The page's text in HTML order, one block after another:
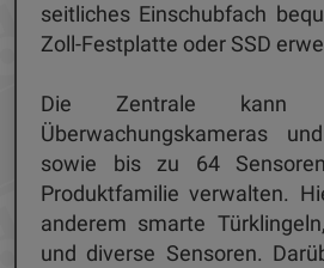
seitliches Einschubfach
Zoll-Festplatte oder SSD
Die Zentrale
Überwachungskameras
sowie bis zu 64
Produktfamilie verwalten.
anderem smarte
und diverse Sensoren.